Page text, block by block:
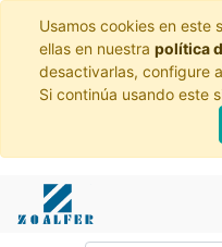
Usamos cookies en este
ellas en nuestra política
desactivarlas, configure
Si continúa usando este